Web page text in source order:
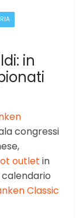
in
congressi
outlet in
Classic